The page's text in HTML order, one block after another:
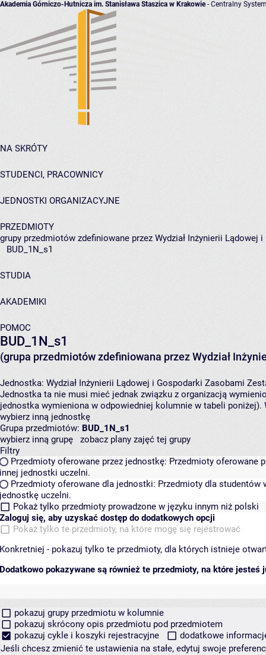
Akademia Górniczo-Hutnicza im. Stanisława Staszica w Krakowie- Centralny
NA SKRÓTY
STUDENCI, PRACOWNICY
JEDNOSTKI ORGANIZACYJNE
PRZEDMIOTY
grupy przedmiotów zdefiniowane przez Wydział Inżynierii Lądowej
BUD_1N_s1
STUDIA
AKADEMIKI
POMOC
BUD_1N_s1
(grupa przedmiotów zdefiniowana przez Wydział
Jednostka: Wydział Inżynierii Lądowej i Gospodarki Zasobami
Jednostka ta nie musi mieć jednak związku z organizacją
jednostka wymieniona w odpowiedniej kolumnie w tabeli
wybierz inną jednostkę
Grupa przedmiotów: BUD_1N_s1
wybierz inną grupę
zobacz plany zajęć tej grupy
Filtry
Przedmioty oferowane przez jednostkę: Przedmioty oferowane
innej jednostki uczelni.
Przedmioty oferowane dla jednostki: Przedmioty dla studentów
jednostkę uczelni.
Pokaż tylko przedmioty prowadzone w języku innym niż polski
Zaloguj się, aby uzyskać dostęp do dodatkowych opcji
Pokaż tylko te przedmioty, na które mogę się rejestrować
Konkretniej - pokazuj tylko te przedmioty, dla których istnieje
Dodatkowo pokazywane są również te przedmioty, na które jesteś
pokazuj grupy przedmiotu w kolumnie
pokazuj skrócony opis przedmiotu pod przedmiotem
pokazuj cykle i koszyki rejestracyjne
dodatkowe
Jeśli chcesz zmienić te ustawienia na stałe, edytuj swoje